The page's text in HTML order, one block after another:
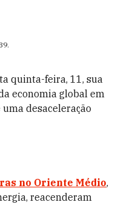
.
quinta-feira, 11, sua
economia global em
desaceleração
no Oriente Médio,
reacenderam